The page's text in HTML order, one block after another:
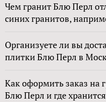
Чем гранит Блю Перл
синих гранитов,
Организуете ли вы
плитки Блю Перл в
Как оформить заказ на
Блю Перл и где